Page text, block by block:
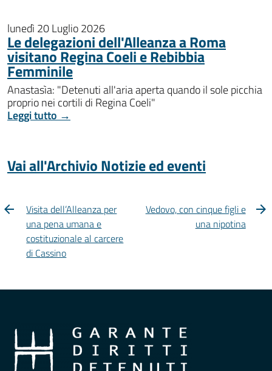
lunedì 20 Luglio 2026
Le delegazioni dell'Alleanza a Roma
visitano Regina Coeli e Rebibbia
Femminile
Anastasìa: "Detenuti all'aria aperta quando il sole picchia
proprio nei cortili di Regina Coeli"
Leggi tutto →
Vai all'Archivio Notizie ed eventi
Visita dell’Alleanza per
una pena umana e
costituzionale al carcere
di Cassino
Vedovo, con cinque figli e
una nipotina